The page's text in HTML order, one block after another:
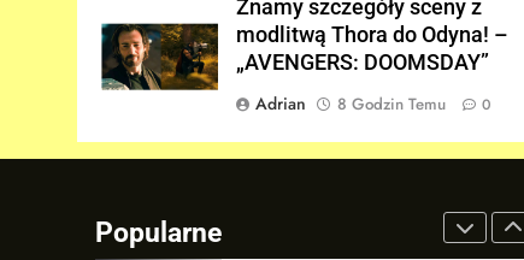
Znamy szczegóły sceny z
modlitwą Thora do Odyna! –
„AVENGERS: DOOMSDAY”
Adrian
8 Godzin Temu 0
Popularne
8
„DUŻE DZIECI 3” OFICJALNIE
FILMY
Staten Island? – „SPIDER-
MAN: BRAND NEW DAY”